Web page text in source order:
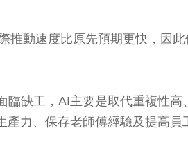
推動速度比原先預期更快，因
缺工，AI主要是取代重複性高
力、保存老師傅經驗及提高員